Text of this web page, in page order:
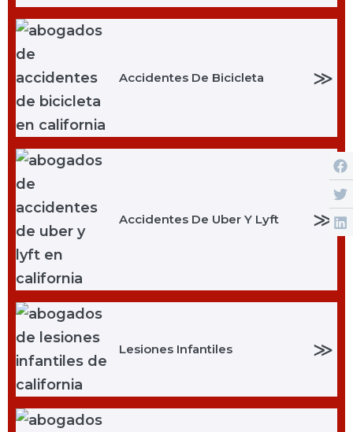
Accidentes De Bicicleta ≫
Accidentes De Uber Y Lyft ≫
Lesiones Infantiles ≫